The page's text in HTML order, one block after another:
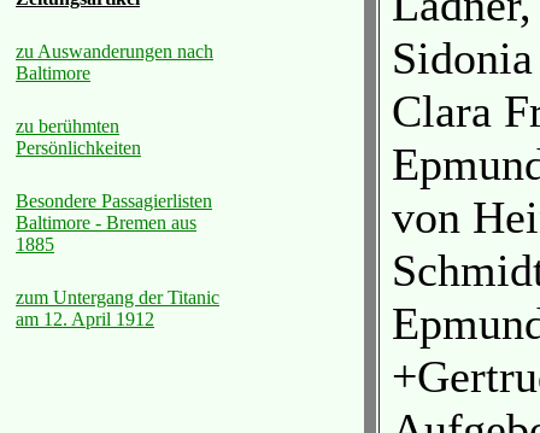
zu Auswanderungen nach
Baltimore
zu berühmten
Persönlichkeiten
Besondere Passagierlisten
Baltimore - Bremen aus
1885
zum Untergang der Titanic
am 12. April 1912
Clara
von